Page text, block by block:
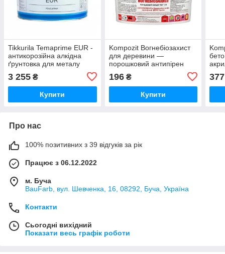
Tikkurila Temaprime EUR -
антикорозійна алкідна
ґрунтовка для металу
3 255 ₴
Купити
Kompozit Вогнебіозахист
для деревини —
порошковий антипірен
196₴
Купити
377
Про нас
100% позитивних з 39 відгуків за рік
Працює з 06.12.2022
м. Буча
BauFarb, вул. Шевченка, 16, 08292, Буча, Україна
Контакти
Сьогодні вихідний
Показати весь графік роботи